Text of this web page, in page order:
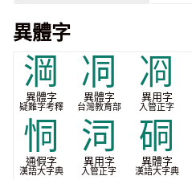
異體字
𣷣
異體字
疑難字考釋
㓊
異體字
台灣教育部
㓏
異用字
入管正字
恫
通假字
漢語大字典
泀
異用字
入管正字
硐
異體字
漢語大字典